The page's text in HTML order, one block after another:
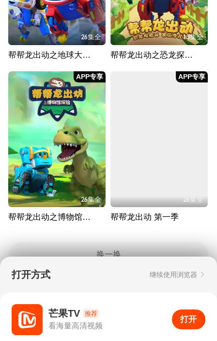
26集全
帮帮龙出动之地球大冒险
13集全
帮帮龙出动之恐龙探险队 第二季 番外篇
APP专享
26集全
帮帮龙出动之博物馆探险
APP专享
26集全
帮帮龙出动 第一季
换一换
3
打开APP
打开方式 继续使用浏览器
芒果TV 推荐
看海量高清视频
打开